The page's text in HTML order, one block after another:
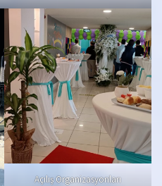
Açılış Organizasyonları